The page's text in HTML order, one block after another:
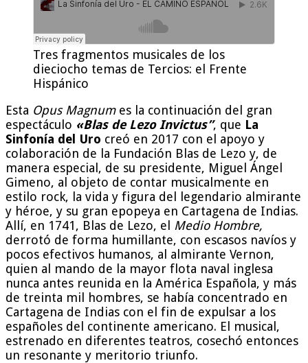
Tres fragmentos musicales de los
dieciocho temas de Tercios: el Frente
Hispánico
Esta Opus Magnum es la continuación del gran
espectáculo «Blas de Lezo Invictus”, que La
Sinfonía del Uro creó en 2017 con el apoyo y
colaboración de la Fundación Blas de Lezo y, de
manera especial, de su presidente, Miguel Ángel
Gimeno, al objeto de contar musicalmente en
estilo rock, la vida y figura del legendario almirante
y héroe, y su gran epopeya en Cartagena de Indias.
Allí, en 1741, Blas de Lezo, el Medio Hombre,
derrotó de forma humillante, con escasos navíos y
pocos efectivos humanos, al almirante Vernon,
quien al mando de la mayor flota naval inglesa
nunca antes reunida en la América Española, y más
de treinta mil hombres, se había concentrado en
Cartagena de Indias con el fin de expulsar a los
españoles del continente americano. El musical,
estrenado en diferentes teatros, cosechó entonces
un resonante y meritorio triunfo.